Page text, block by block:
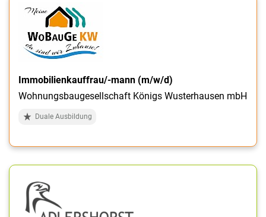
Immobilienkauffrau/-mann (m/w/d)
Wohnungsbaugesellschaft Königs Wusterhausen mbH
Duale Ausbildung